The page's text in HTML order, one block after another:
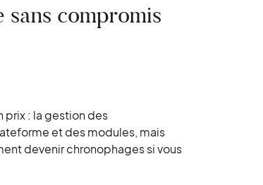
compromis
prix : la gestion des
et des modules, mais
devenir chronophages si vous